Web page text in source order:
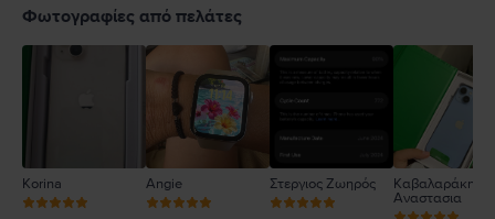
4
2
1
Φωτογραφίες από πελάτες
Korina Angie Στεργιος Ζωηρός
Καβαλαράκη
Αναστασια